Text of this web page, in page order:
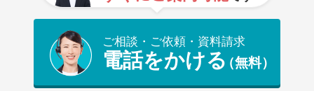
ご相談・ご依頼・資料請求
電話をかける（無料）